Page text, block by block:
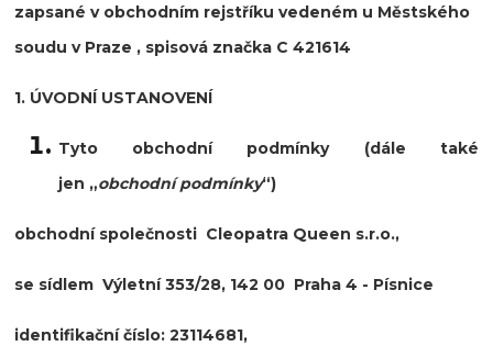
zapsané v obchodním rejstříku vedeném u Městského
soudu v Praze , spisová značka C 421614
1. ÚVODNÍ USTANOVENÍ
Tyto obchodní podmínky (dále také
jen „obchodní podmínky“)
obchodní společnosti Cleopatra Queen s.r.o.,
se sídlem Výletní 353/28, 142 00 Praha 4 - Písnice
identifikační číslo: 23114681,